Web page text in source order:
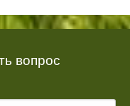
вопрос